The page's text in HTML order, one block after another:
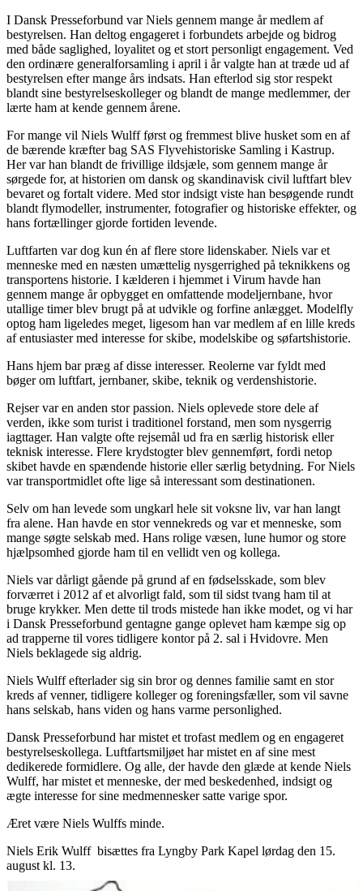
I Dansk Presseforbund var Niels gennem mange år medlem af
bestyrelsen. Han deltog engageret i forbundets arbejde og bidrog
med både saglighed, loyalitet og et stort personligt engagement. Ved
den ordinære generalforsamling i april i år valgte han at træde ud af
bestyrelsen efter mange års indsats. Han efterlod sig stor respekt
blandt sine bestyrelseskolleger og blandt de mange medlemmer, der
lærte ham at kende gennem årene.
For mange vil Niels Wulff først og fremmest blive husket som en af
de bærende kræfter bag SAS Flyvehistoriske Samling i Kastrup.
Her var han blandt de frivillige ildsjæle, som gennem mange år
sørgede for, at historien om dansk og skandinavisk civil luftfart blev
bevaret og fortalt videre. Med stor indsigt viste han besøgende rundt
blandt flymodeller, instrumenter, fotografier og historiske effekter, og
hans fortællinger gjorde fortiden levende.
Luftfarten var dog kun én af flere store lidenskaber. Niels var et
menneske med en næsten umættelig nysgerrighed på teknikkens og
transportens historie. I kælderen i hjemmet i Virum havde han
gennem mange år opbygget en omfattende modeljernbane, hvor
utallige timer blev brugt på at udvikle og forfine anlægget. Modelfly
optog ham ligeledes meget, ligesom han var medlem af en lille kreds
af entusiaster med interesse for skibe, modelskibe og søfartshistorie.
Hans hjem bar præg af disse interesser. Reolerne var fyldt med
bøger om luftfart, jernbaner, skibe, teknik og verdenshistorie.
Rejser var en anden stor passion. Niels oplevede store dele af
verden, ikke som turist i traditionel forstand, men som nysgerrig
iagttager. Han valgte ofte rejsemål ud fra en særlig historisk eller
teknisk interesse. Flere krydstogter blev gennemført, fordi netop
skibet havde en spændende historie eller særlig betydning. For Niels
var transportmidlet ofte lige så interessant som destinationen.
Selv om han levede som ungkarl hele sit voksne liv, var han langt
fra alene. Han havde en stor vennekreds og var et menneske, som
mange søgte selskab med. Hans rolige væsen, lune humor og store
hjælpsomhed gjorde ham til en vellidt ven og kollega.
Niels var dårligt gående på grund af en fødselsskade, som blev
forværret i 2012 af et alvorligt fald, som til sidst tvang ham til at
bruge krykker. Men dette til trods mistede han ikke modet, og vi har
i Dansk Presseforbund gentagne gange oplevet ham kæmpe sig op
ad trapperne til vores tidligere kontor på 2. sal i Hvidovre. Men
Niels beklagede sig aldrig.
Niels Wulff efterlader sig sin bror og dennes familie samt en stor
kreds af venner, tidligere kolleger og foreningsfæller, som vil savne
hans selskab, hans viden og hans varme personlighed.
Dansk Presseforbund har mistet et trofast medlem og en engageret
bestyrelseskollega. Luftfartsmiljøet har mistet en af sine mest
dedikerede formidlere. Og alle, der havde den glæde at kende Niels
Wulff, har mistet et menneske, der med beskedenhed, indsigt og
ægte interesse for sine medmennesker satte varige spor.
Æret være Niels Wulffs minde.
Niels Erik Wulff bisættes fra Lyngby Park Kapel lørdag den 15.
august kl. 13.